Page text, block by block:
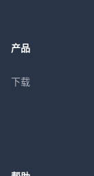
产品
下载